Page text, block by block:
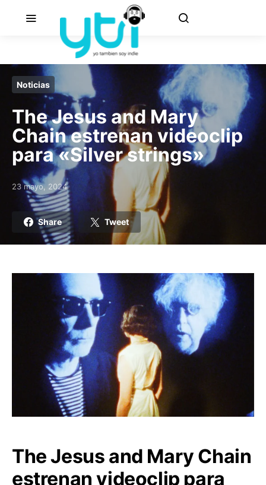
Noticias
The Jesus and Mary
Chain estrenan videoclip
para «Silver strings»
Posted on
23 mayo, 2024
Share Tweet
The Jesus and Mary Chain
estrenan videoclip para